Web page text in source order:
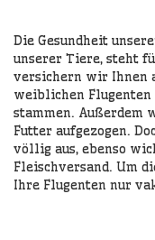
Die Gesundheit
unserer Tiere, steht
versichern wir Ihnen
weiblichen
stammen. Außerdem
Futter aufgezogen.
völlig aus, ebenso
Fleischversand. Um
Ihre Flugenten nur